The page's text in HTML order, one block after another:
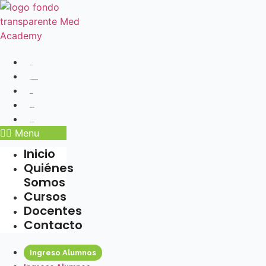
Ir
al
contenido
Menu
Inicio
Quiénes
Somos
Cursos
Docentes
Contacto
Ingreso Alumnos